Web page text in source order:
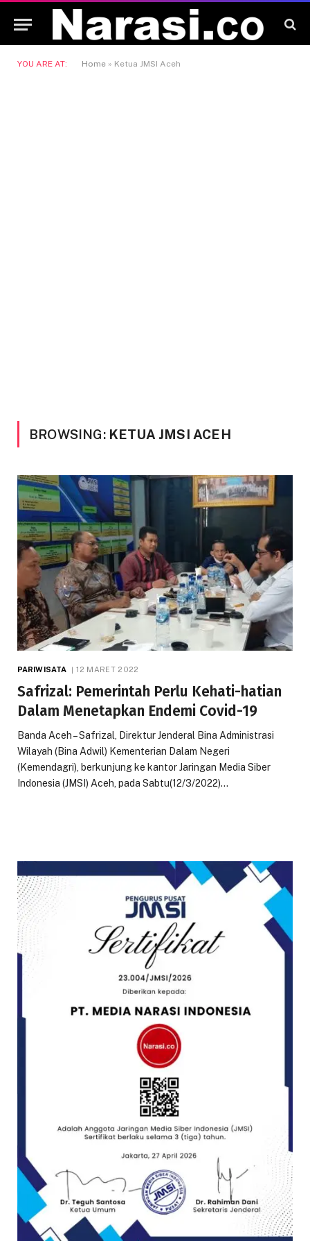
YOU ARE AT: Home » Ketua JMSI Aceh
BROWSING: KETUA JMSI ACEH
PARIWISATA 12 MARET 2022
Safrizal: Pemerintah Perlu Kehati-hatian
Dalam Menetapkan Endemi Covid-19
Banda Aceh – Safrizal, Direktur Jenderal Bina Administrasi
Wilayah (Bina Adwil) Kementerian Dalam Negeri
(Kemendagri), berkunjung ke kantor Jaringan Media Siber
Indonesia (JMSI) Aceh, pada Sabtu(12/3/2022)…